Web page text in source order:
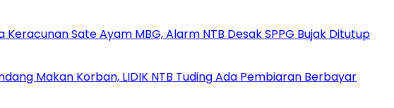
Keracunan Sate Ayam MBG, Alarm NTB Desak SPPG Bujak Ditutup
Makan Korban, LIDIK NTB Tuding Ada Pembiaran Berbayar